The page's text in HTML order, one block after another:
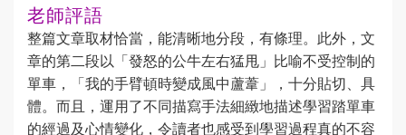
老師評語
整篇文章取材恰當，能清晰地分段，有條理。此外，文
章的第二段以「發怒的公牛左右猛甩」比喻不受控制的
單車，「我的手臂頓時變成風中蘆葦」，十分貼切、具
體。而且，運用了不同描寫手法細緻地描述學習踏單車
的經過及心情變化，令讀者也感受到學習過程真的不容